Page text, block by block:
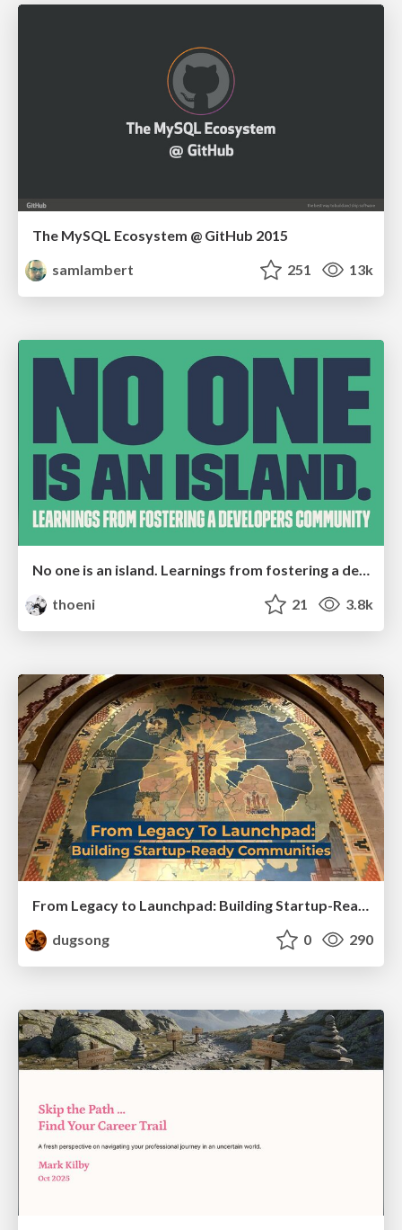
The MySQL Ecosystem @ GitHub 2015
samlambert
251 13k
No one is an island. Learnings from fostering a developers community.
thoeni
21 3.8k
dugsong
0 290